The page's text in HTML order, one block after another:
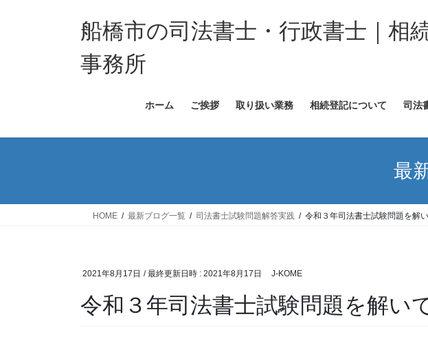
ッ
移
船橋市の司法書士・行政書士｜相
事務所
ホーム ご挨拶 取り扱い業務 相続登記について 司法
最
HOME 最新ブログ一覧 司法書士試験問題解答実践 令和３年司法書士試験問題を解
2021年8月17日 / 最終更新日時 : 2021年8月17日 J-KOME
令和３年司法書士試験問題を解い